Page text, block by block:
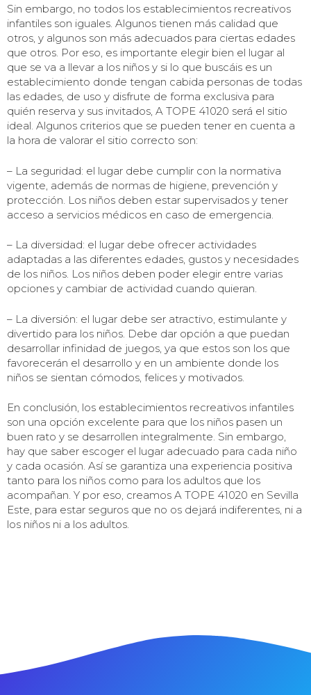
Sin embargo, no todos los establecimientos recreativos
infantiles son iguales. Algunos tienen más calidad que
otros, y algunos son más adecuados para ciertas edades
que otros. Por eso, es importante elegir bien el lugar al
que se va a llevar a los niños y si lo que buscáis es un
establecimiento donde tengan cabida personas de todas
las edades, de uso y disfrute de forma exclusiva para
quién reserva y sus invitados, A TOPE 41020 será el sitio
ideal. Algunos criterios que se pueden tener en cuenta a
la hora de valorar el sitio correcto son:
– La seguridad: el lugar debe cumplir con la normativa
vigente, además de normas de higiene, prevención y
protección. Los niños deben estar supervisados y tener
acceso a servicios médicos en caso de emergencia.
– La diversidad: el lugar debe ofrecer actividades
adaptadas a las diferentes edades, gustos y necesidades
de los niños. Los niños deben poder elegir entre varias
opciones y cambiar de actividad cuando quieran.
– La diversión: el lugar debe ser atractivo, estimulante y
divertido para los niños. Debe dar opción a que puedan
desarrollar infinidad de juegos, ya que estos son los que
favorecerán el desarrollo y en un ambiente donde los
niños se sientan cómodos, felices y motivados.
En conclusión, los establecimientos recreativos infantiles
son una opción excelente para que los niños pasen un
buen rato y se desarrollen integralmente. Sin embargo,
hay que saber escoger el lugar adecuado para cada niño
y cada ocasión. Así se garantiza una experiencia positiva
tanto para los niños como para los adultos que los
acompañan. Y por eso, creamos A TOPE 41020 en Sevilla
Este, para estar seguros que no os dejará indiferentes, ni a
los niños ni a los adultos.